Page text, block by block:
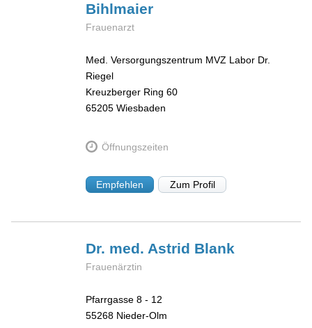
Bihlmaier
Frauenarzt
Med. Versorgungszentrum MVZ Labor Dr.
Riegel
Kreuzberger Ring 60
65205 Wiesbaden
Öffnungszeiten
Empfehlen Zum Profil
Dr. med. Astrid Blank
Frauenärztin
Pfarrgasse 8 - 12
55268 Nieder-Olm